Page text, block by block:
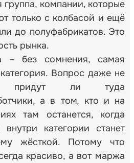
группа, компании, которые
только с колбасой и ещё
до полуфабрикатов. Это
рынка.
– без сомнения, самая
Вопрос даже не
ли туда
а в том, кто и на
там останется, когда
внутри категории станет
жёсткой. Потому что
красиво, а вот маржа